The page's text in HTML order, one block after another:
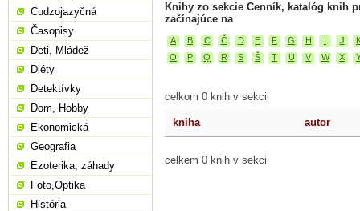
Knihy zo sekcie Cenník, katalóg knih
začínajúce na
A B C Č D E F G H J
O
P Q R S Š T U V W X
celkom 0 knih v sekcii
kniha autor
celkem 0 knih v sekci
Cudzojazyčná
Časopisy
Deti, Mládež
Diéty
Detektívky
Dom, Hobby
Ekonomická
Geografia
Ezoterika, záhady
Foto,Optika
História